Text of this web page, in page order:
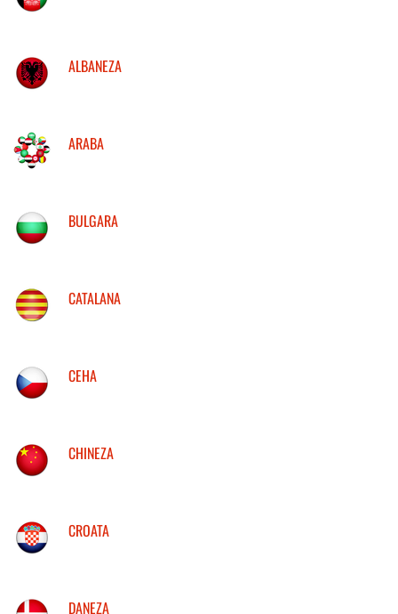
ALBANEZA
ARABA
BULGARA
CATALANA
CEHA
CHINEZA
CROATA
DANEZA